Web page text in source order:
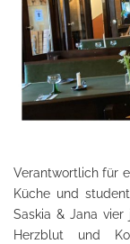
Verantwortlich für
Küche und
Saskia & Jana vier
Herzblut und